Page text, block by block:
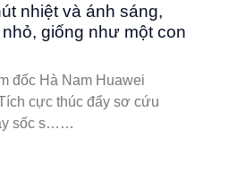
nhiệt và ánh sáng,
giống như một con
đốc Hà Nam Huawei
cực thúc đẩy sơ cứu
sốc s……